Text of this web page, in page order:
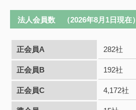
法人会員数 （2026年8月1日現在）
正会員A 282社
正会員B 192社
正会員C 4,172社